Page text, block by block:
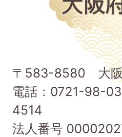
町
Taishi
Town
〒583-8580 大阪
電話：0721-98-
4514
法人番号